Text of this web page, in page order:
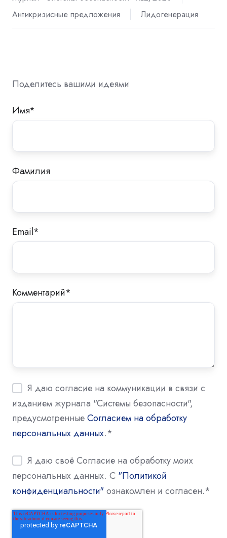
Антикризисные предложения
Лидогенерация
Поделитесь вашими идеями
Имя*
Фамилия
Email*
Комментарий*
Я даю согласие на коммуникации в связи с
изданием журнала "Системы безопасности",
предусмотренныеСогласием на обработку
персональных данных.*
Я даю своё Согласие на обработку моих
персональных данных. С "Политикой
конфиденциальности"ознакомлен и согласен.*